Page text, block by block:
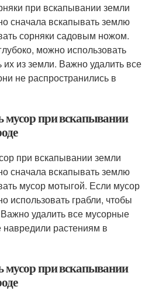
при вскапывании земли
сначала вскапывать землю
сорняки садовым ножом.
можно использовать
из земли. Важно удалить все
не распространились в
мусор при вскапывании
при вскапывании земли
сначала вскапывать землю
мусор мотыгой. Если мусор
грабли, чтобы
удалить все мусорные
растениям в
мусор при вскапывании